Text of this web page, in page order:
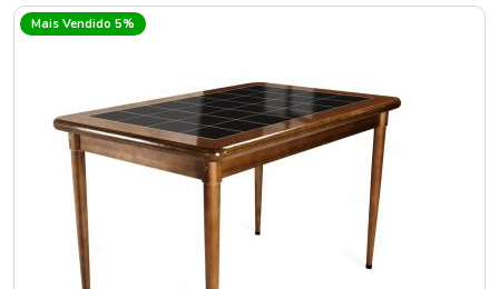
Mais Vendido 5%